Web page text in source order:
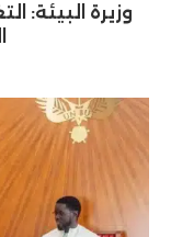
وزيرة البيئة: